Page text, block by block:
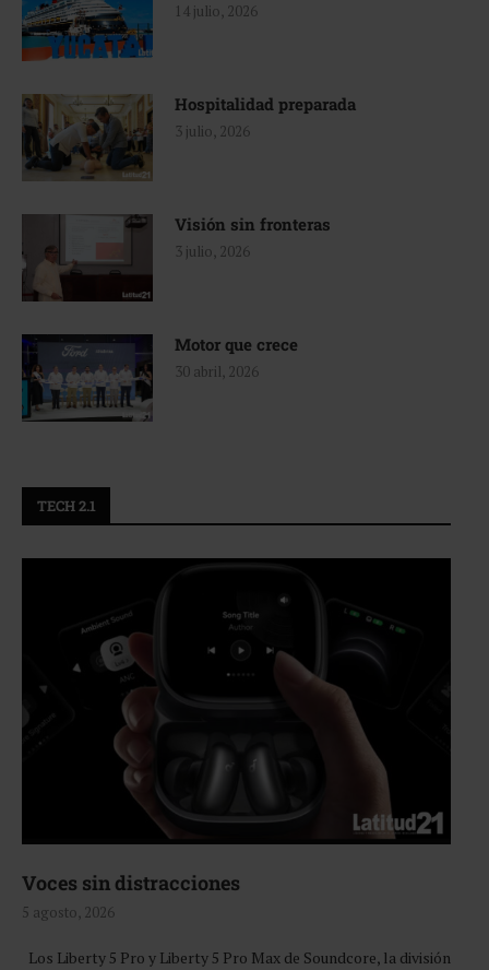
14 julio, 2026
Hospitalidad preparada
3 julio, 2026
Visión sin fronteras
3 julio, 2026
Motor que crece
30 abril, 2026
TECH 2.1
Voces sin distracciones
5 agosto, 2026
Los Liberty 5 Pro y Liberty 5 Pro Max de Soundcore, la división